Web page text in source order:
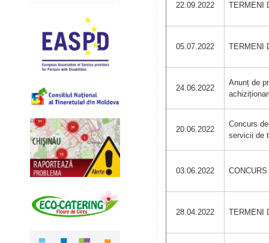
22.09.2022 TERMENI
05.07.2022 TERMENI
24.06.2022
Anunț de
20.06.2022
Concurs
servicii de
03.06.2022
28.04.2022 TERMENI